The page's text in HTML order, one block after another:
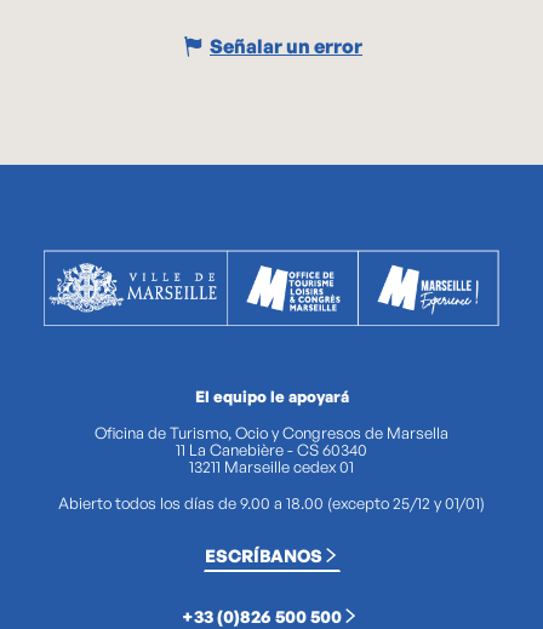
Señalar un error
El equipo le apoyará
Oficina de Turismo, Ocio y Congresos de Marsella
11 La Canebière - CS 60340
13211 Marseille cedex 01
Abierto todos los días de 9.00 a 18.00 (excepto 25/12 y 01/01)
ESCRÍBANOS
+33 (0)826 500 500